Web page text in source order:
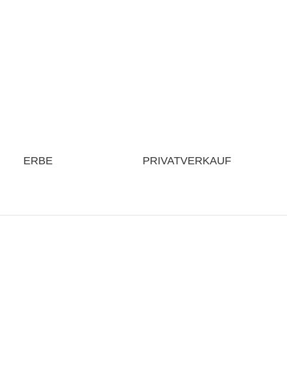
ERBE PRIVATVERKAUF